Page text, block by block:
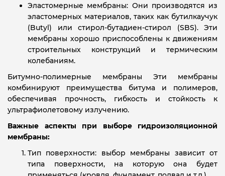
Эластомерные мембраны: Они производятся из
эластомерных материалов, таких как бутилкаучук
(Butyl) или стирол-бутадиен-стирол (SBS). Эти
мембраны хорошо приспособлены к движениям
строительных конструкций и термическим
колебаниям.
Битумно-полимерные мембраны Эти мембраны
комбинируют преимущества битума и полимеров,
обеспечивая прочность, гибкость и стойкость к
ультрафиолетовому излучению.
Важные аспекты при выборе гидроизоляционной
мембраны:
Тип поверхности: выбор мембраны зависит от
типа поверхности, на которую она будет